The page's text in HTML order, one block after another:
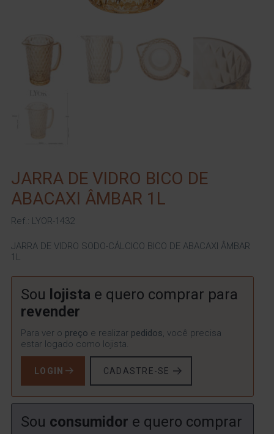
JARRA DE VIDRO BICO DE
ABACAXI ÂMBAR 1L
Ref.: LYOR-1432
JARRA DE VIDRO SODO-CÁLCICO BICO DE ABACAXI ÂMBAR
1L
Sou lojista e quero comprar para
revender
Para ver o preço e realizar pedidos, você precisa
estar logado como lojista.
LOGIN CADASTRE-SE
Sou consumidor e quero comprar